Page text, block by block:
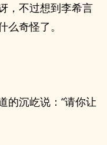
，不过想到李希言
奇怪了。
的沉屹说：“请你让